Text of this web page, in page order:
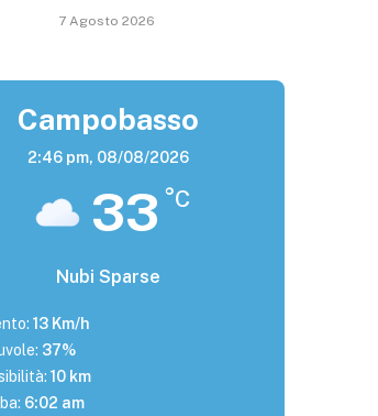
7 Agosto 2026
Campobasso
2:46 pm, 08/08/2026
33 °C
Nubi Sparse
13 Km/h
37%
10 km
6:02 am